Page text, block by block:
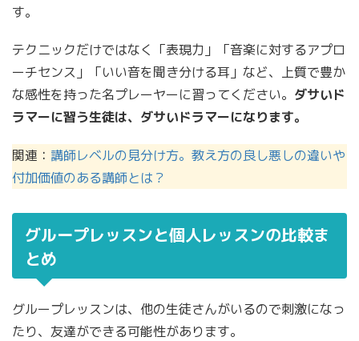
す。
テクニックだけではなく「表現力」「音楽に対するアプロ
ーチセンス」「いい音を聞き分ける耳」など、上質で豊か
な感性を持った名プレーヤーに習ってください。 ダサいド
ラマーに習う生徒は、ダサいドラマーになります。
関連： 講師レベルの見分け方。教え方の良し悪しの違いや
付加価値のある講師とは？
グループレッスンと個人レッスンの比較ま
とめ
グループレッスンは、他の生徒さんがいるので刺激になっ
たり、友達ができる可能性があります。